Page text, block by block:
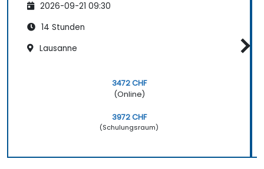
2026-09-21 09:30
14 Stunden
Lausanne
3472 CHF
(Online)
3972 CHF
(Schulungsraum)